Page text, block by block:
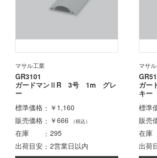
マサル工業
GR3101
ガードマンⅡR 3号 1m グレ
ー
標準価格
￥1,160
販売価格
￥666 （税込）
在庫
295
出荷目安
2営業日以内
マサ
ガ
キー
標準
販売
在庫
出荷